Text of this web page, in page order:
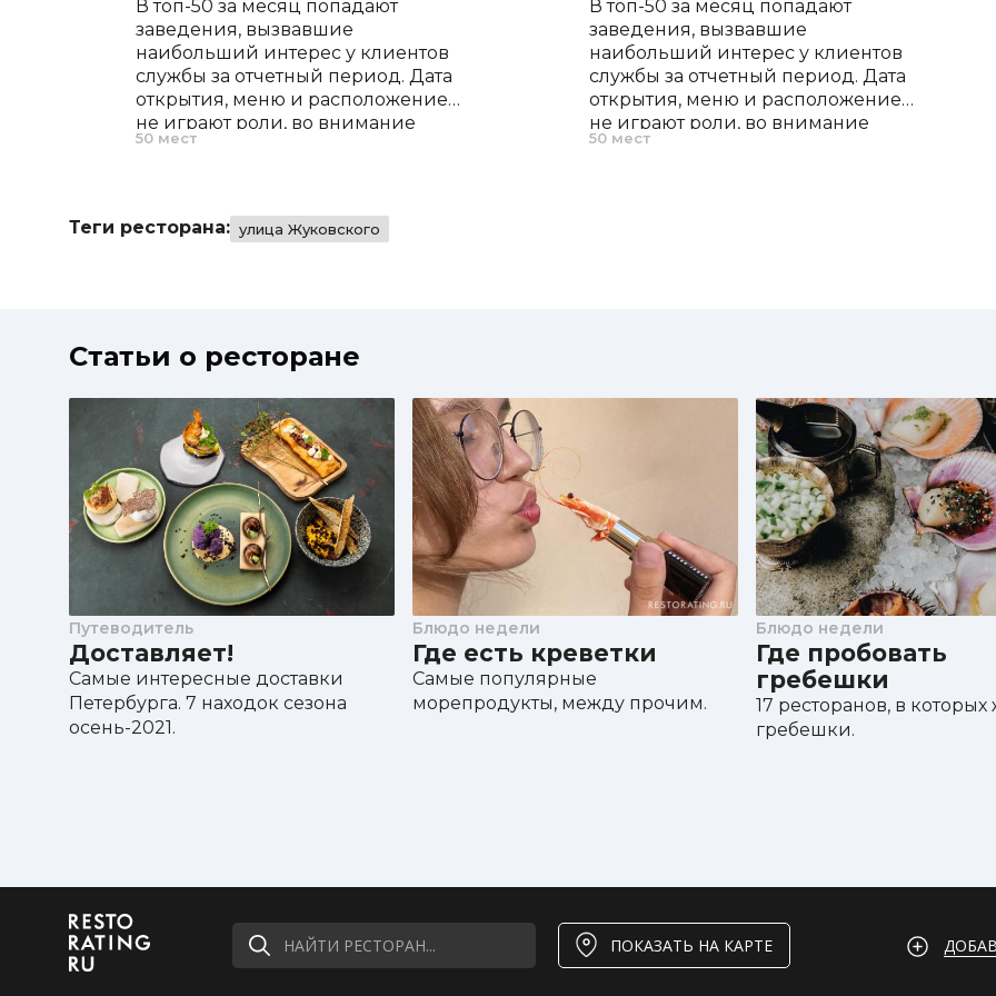
В топ-50 за месяц попадают
заведения, вызвавшие
наибольший интерес у клиентов
службы за отчетный период. Дата
открытия, меню и расположение
не играют роли, во внимание
принимается только частота
50 мест
В топ-50 за месяц попадают
заведения, вызвавшие
наибольший интерес у клиентов
службы за отчетный период. Дата
открытия, меню и расположение
не играют роли, во внимание
принимается только частота
50 мест
Теги ресторана: улица Жуковского
Статьи о ресторане
Путеводитель
Доставляет!
Самые интересные доставки
Петербурга. 7 находок сезона
осень-2021.
Блюдо недели
Где есть креветки
Самые популярные
морепродукты, между прочим.
Блюдо недели
Где пробовать
гребешки
17 ресторанов, в которых
гребешки.
НАЙТИ РЕСТОРАН... ПОКАЗАТЬ НА КАРТЕ